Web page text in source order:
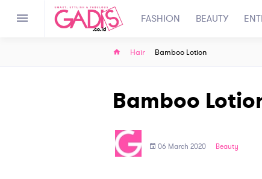
FASHION BEAUTY
Hair Bamboo Lotion
Bamboo
06 March 2020 Beauty